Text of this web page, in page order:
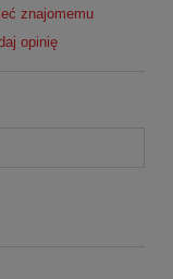
znajomemu
opinię